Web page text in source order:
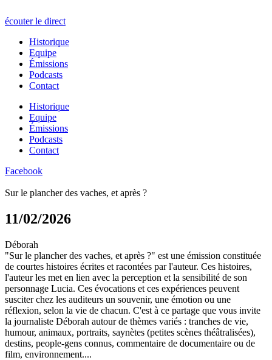
écouter le direct
Historique
Equipe
Émissions
Podcasts
Contact
Historique
Equipe
Émissions
Podcasts
Contact
Facebook
Sur le plancher des vaches, et après ?
11/02/2026
Déborah
"Sur le plancher des vaches, et après ?" est une émission constituée
de courtes histoires écrites et racontées par l'auteur. Ces histoires,
l'auteur les met en lien avec la perception et la sensibilité de son
personnage Lucia. Ces évocations et ces expériences peuvent
susciter chez les auditeurs un souvenir, une émotion ou une
réflexion, selon la vie de chacun. C'est à ce partage que vous invite
la journaliste Déborah autour de thèmes variés : tranches de vie,
humour, animaux, portraits, saynètes (petites scènes théâtralisées),
destins, people-gens connus, commentaire de documentaire ou de
film, environnement....